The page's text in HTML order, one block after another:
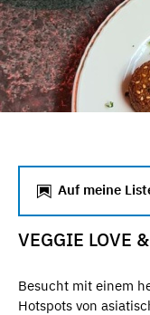
Auf meine
VEGGIE LOVE
Besucht mit einem
Hotspots von